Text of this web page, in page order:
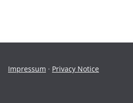
Impressum · Privacy Notice